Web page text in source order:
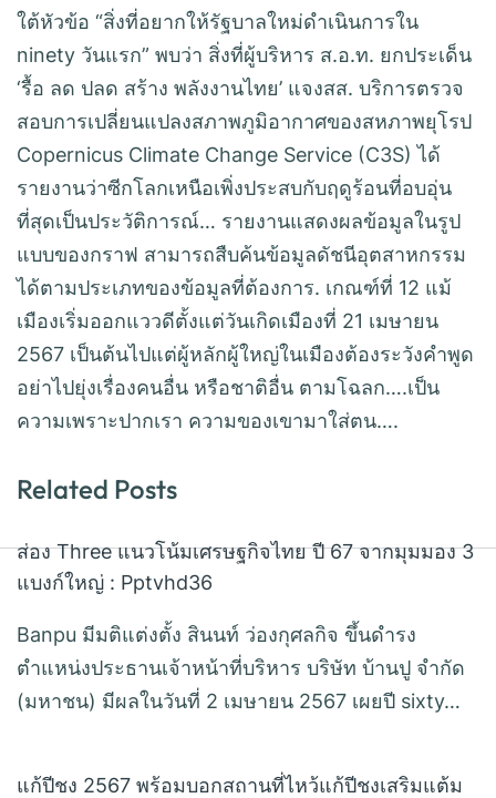
ใต้หัวข้อ “สิ่งที่อยากให้รัฐบาลใหม่ดำเนินการใน
ninety วันแรก” พบว่า สิ่งที่ผู้บริหาร ส.อ.ท. ยกประเด็น
‘รื้อ ลด ปลด สร้าง พลังงานไทย’ แจงสส. บริการตรวจ
สอบการเปลี่ยนแปลงสภาพภูมิอากาศของสหภาพยุโรป
Copernicus Climate Change Service (C3S) ได้
รายงานว่าซีกโลกเหนือเพิ่งประสบกับฤดูร้อนที่อบอุ่น
ที่สุดเป็นประวัติการณ์… รายงานแสดงผลข้อมูลในรูป
แบบของกราฟ สามารถสืบค้นข้อมูลดัชนีอุตสาหกรรม
ได้ตามประเภทของข้อมูลที่ต้องการ. เกณฑ์ที่ 12 แม้
เมืองเริ่มออกแววดีตั้งแต่วันเกิดเมืองที่ 21 เมษายน
2567 เป็นต้นไปแต่ผู้หลักผู้ใหญ่ในเมืองต้องระวังคำพูด
อย่าไปยุ่งเรื่องคนอื่น หรือชาติอื่น ตามโฉลก….เป็น
ความเพราะปากเรา ความของเขามาใส่ตน….
Related Posts
ส่อง Three แนวโน้มเศรษฐกิจไทย ปี 67 จากมุมมอง 3
แบงก์ใหญ่ : Pptvhd36
Banpu มีมติแต่งตั้ง สินนท์ ว่องกุศลกิจ ขึ้นดำรง
ตำแหน่งประธานเจ้าหน้าที่บริหาร บริษัท บ้านปู จำกัด
(มหาชน) มีผลในวันที่ 2 เมษายน 2567 เผยปี sixty…
แก้ปีชง 2567 พร้อมบอกสถานที่ไหว้แก้ปีชงเสริมแต้ม